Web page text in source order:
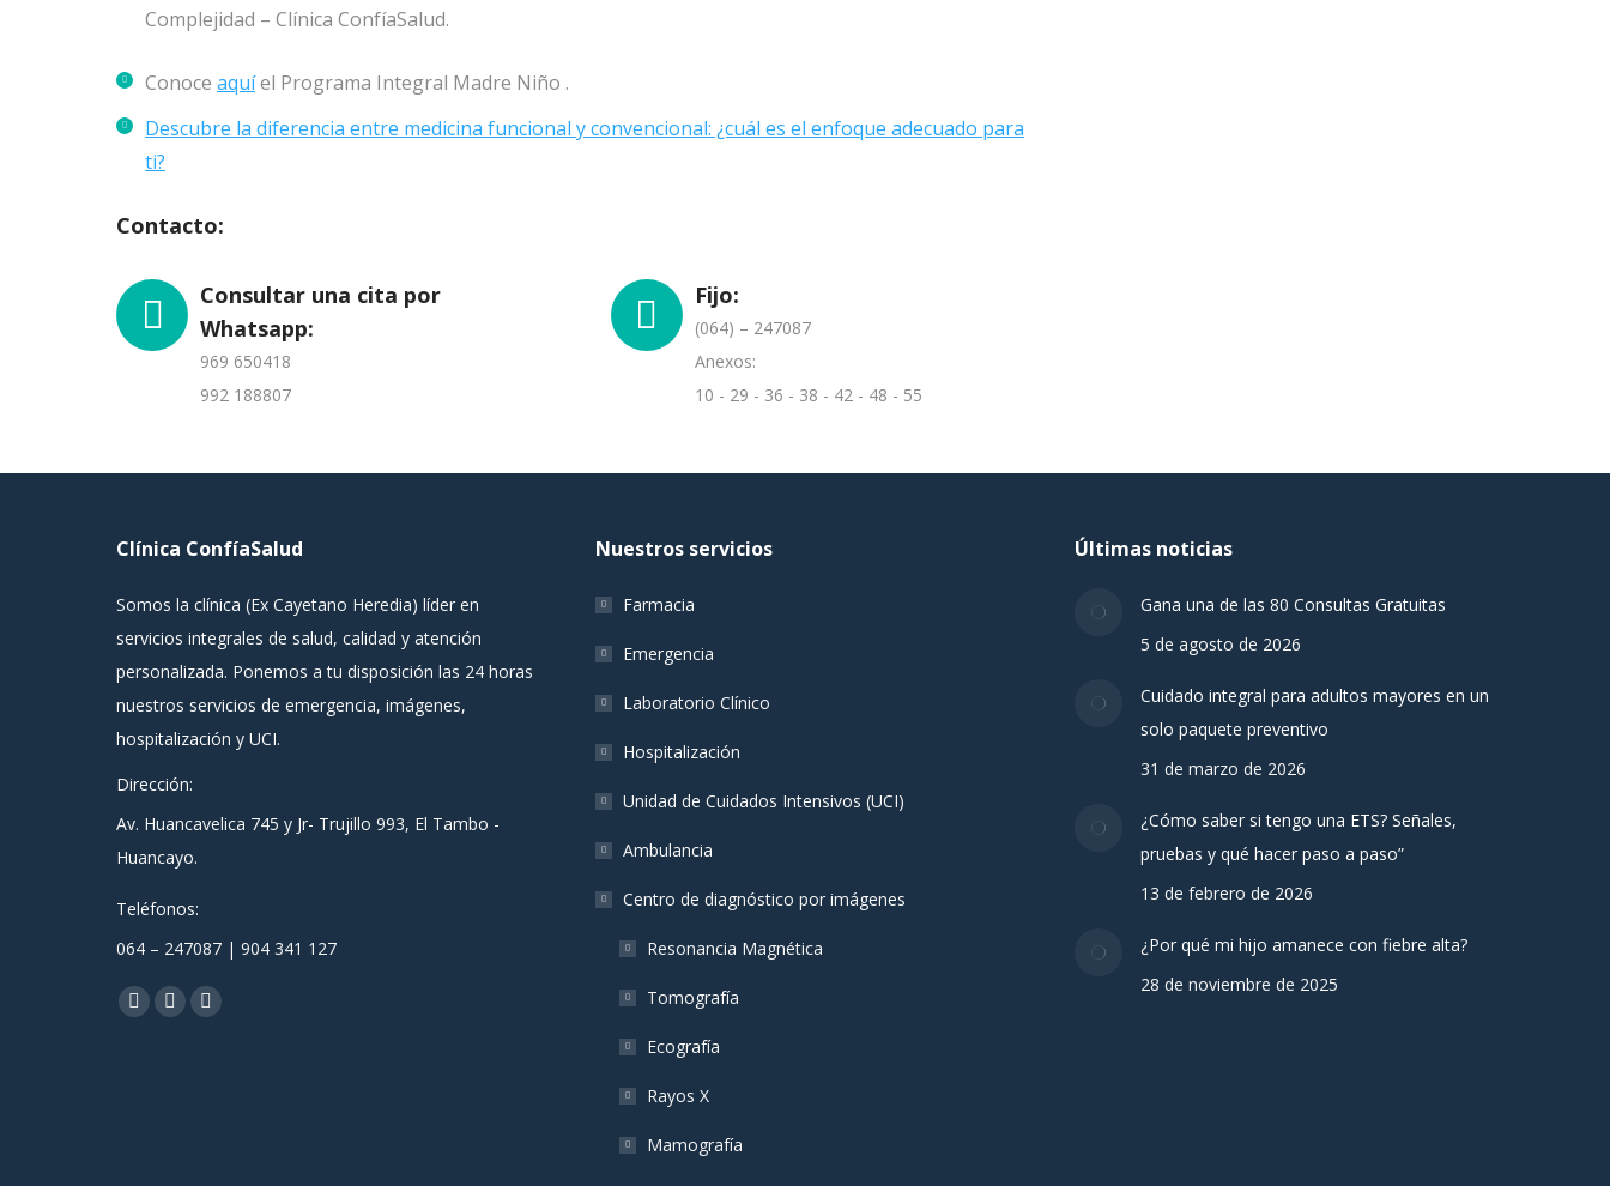
Complejidad – Clínica ConfíaSalud.
Conoce aquíel Programa Integral Madre Niño .
Descubre la diferencia entre medicina funcional y convencional: ¿cuál es el enfoque adecuado para
ti?
Contacto:
Consultar una cita por
Whatsapp:
969 650418
992 188807
Fijo:
(064) – 247087
Anexos:
10 - 29 - 36 - 38 - 42 - 48 - 55
Clínica ConfíaSalud
Somos la clínica (Ex Cayetano Heredia) líder en
servicios integrales de salud, calidad y atención
personalizada. Ponemos a tu disposición las 24 horas
nuestros servicios de emergencia, imágenes,
hospitalización y UCI.
Dirección:
Av. Huancavelica 745 y Jr- Trujillo 993, El Tambo -
Huancayo.
Teléfonos:
064 – 247087 | 904 341 127
Encuéntranos en:
Facebook
YouTubeInstagram
Nuestros servicios
Farmacia
Emergencia
Laboratorio Clínico
Hospitalización
Unidad de Cuidados Intensivos (UCI)
Ambulancia
Centro de diagnóstico por imágenes
Resonancia Magnética
Tomografía
Ecografía
Rayos X
Mamografía
Últimas noticias
Gana una de las 80 Consultas Gratuitas
5 de agosto de 2026
Cuidado integral para adultos mayores en un
solo paquete preventivo
31 de marzo de 2026
¿Cómo saber si tengo una ETS? Señales,
pruebas y qué hacer paso a paso”
13 de febrero de 2026
¿Por qué mi hijo amanece con fiebre alta?
28 de noviembre de 2025